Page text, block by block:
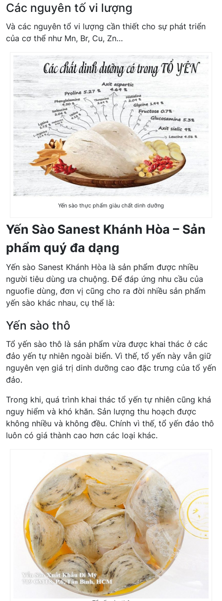
Các nguyên tố vi lượng
Và các nguyên tổ vi lượng cần thiết cho sự phát triển
của cơ thể như Mn, Br, Cu, Zn…
Yến sào thực phẩm giàu chất dinh dưỡng
Yến Sào Sanest Khánh Hòa – Sản
phẩm quý đa dạng
Yến sào Sanest Khánh Hòa là sản phẩm được nhiều
người tiêu dùng ưa chuộng. Để đáp ứng nhu cầu của
nguofie dùng, đơn vị cũng cho ra đời nhiều sản phẩm
yến sào khác nhau, cụ thể là:
Yến sào thô
Tổ yến sào thô là sản phẩm vừa được khai thác ở các
đảo yến tự nhiên ngoài biển. Vì thế, tổ yến này vẫn giữ
nguyên vẹn giá trị dinh dưỡng cao đặc trưng của tổ yến
đảo.
Trong khi, quá trình khai thác tổ yến tự nhiên cũng khá
nguy hiểm và khó khăn. Sản lượng thu hoạch được
không nhiều và không đều. Chính vì thế, tổ yến đảo thô
luôn có giá thành cao hơn các loại khác.